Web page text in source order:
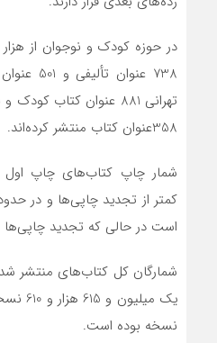
738
تهرانی 881 عنوان کتاب
358عنوان کتاب منتشر کرده‌اند.
شمار چاپ کتاب‌های چاپ
است در حالی که تجدید چاپی‌ها 709 عنوان بوده‌اند.
شمارگان کل کتاب‌های منتشر
نسخه بوده است.